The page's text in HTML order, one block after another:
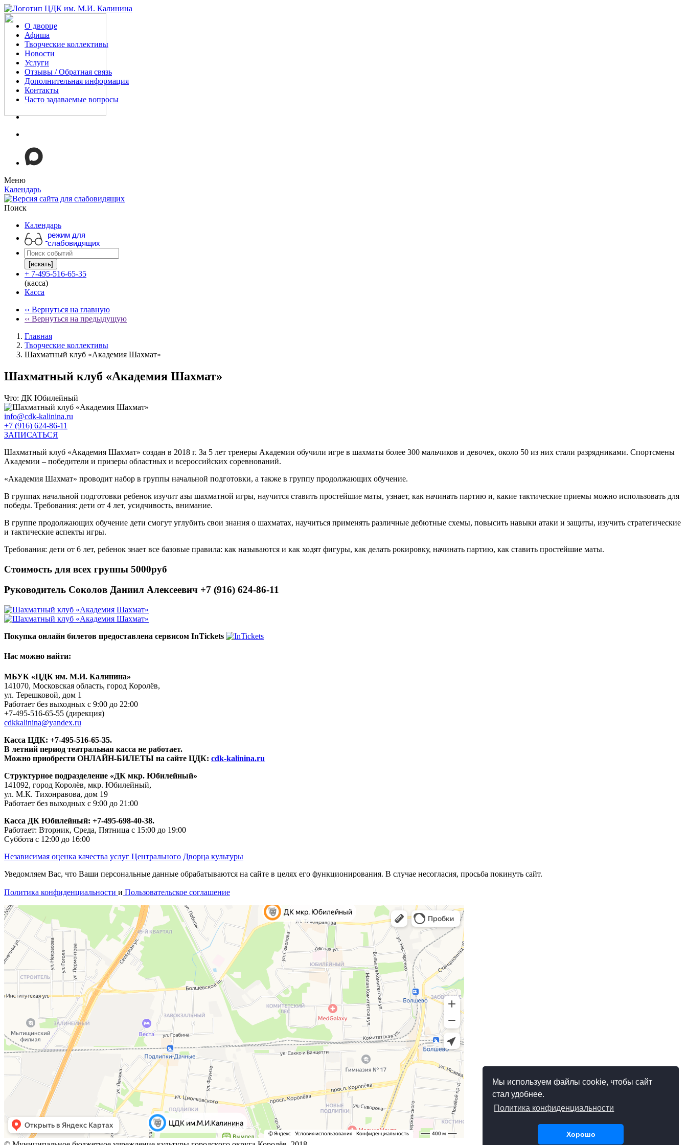
Мы используем файлы cookie, чтобы сайт
стал удобнее.
Политика конфиденциальности
Хорошо
О дворце
Афиша
Творческие коллективы
Новости
Услуги
Отзывы / Обратная связь
Дополнительная информация
Контакты
Часто задаваемые вопросы
Меню
Календарь
Поиск
Календарь
режим для
слабовидящих
[искать]
+ 7-495-516-65-35
(касса)
Касса
‹‹ Вернуться на главную
‹‹ Вернуться на предыдущую
Главная
Творческие коллективы
Шахматный клуб «Академия Шахмат»
Шахматный клуб «Академия Шахмат»
Что: ДК Юбилейный
info@cdk-kalinina.ru
+7 (916) 624-86-11
ЗАПИСАТЬСЯ
Шахматный клуб «Академия Шахмат» создан в 2018 г. За 5 лет тренеры Академии обучили игре в шахматы более 300 мальчиков и девочек, около 50 из них стали разрядниками. Спортсмены
Академии – победители и призеры областных и всероссийских соревнований.
«Академия Шахмат» проводит набор в группы начальной подготовки, а также в группу продолжающих обучение.
В группах начальной подготовки ребенок изучит азы шахматной игры, научится ставить простейшие маты, узнает, как начинать партию и, какие тактические приемы можно использовать для
победы. Требования: дети от 4 лет, усидчивость, внимание.
В группе продолжающих обучение дети смогут углубить свои знания о шахматах, научиться применять различные дебютные схемы, повысить навыки атаки и защиты, изучить стратегические
и тактические аспекты игры.
Требования: дети от 6 лет, ребенок знает все базовые правила: как называются и как ходят фигуры, как делать рокировку, начинать партию, как ставить простейшие маты.
Стоимость для всех группы 5000руб
Руководитель Соколов Даниил Алексеевич +7 (916) 624-86-11
Покупка онлайн билетов предоставлена сервисом InTickets
Нас можно найти:
МБУК «ЦДК им. М.И. Калинина»
141070, Московская область, город Королёв,
ул. Терешковой, дом 1
Работает без выходных с 9:00 до 22:00
+7-495-516-65-55 (дирекция)
cdkkalinina@yandex.ru
Касса ЦДК: +7-495-516-65-35.
В летний период театральная касса не работает.
Можно приобрести ОНЛАЙН-БИЛЕТЫ на сайте ЦДК: cdk-kalinina.ru
Структурное подразделение «ДК мкр. Юбилейный»
141092, город Королёв, мкр. Юбилейный,
ул. М.К. Тихонравова, дом 19
Работает без выходных с 9:00 до 21:00
Касса ДК Юбилейный: +7-495-698-40-38.
Работает: Вторник, Среда, Пятница с 15:00 до 19:00
Суббота с 12:00 до 16:00
Независимая оценка качества услуг Центрального Дворца культуры
Уведомляем Вас, что Ваши персональные данные обрабатываются на сайте в целях его функционирования. В случае несогласия, просьба покинуть сайт.
Политика конфиденциальности и Пользовательское соглашение